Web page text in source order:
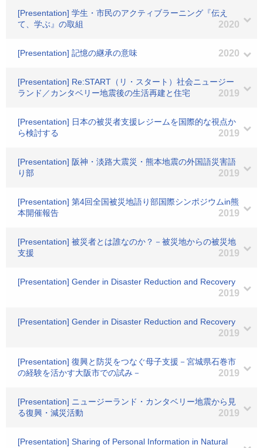
[Presentation] 学生・市民のアクティブラーニング『伝え
て、学ぶ』の取組
2020
[Presentation] 記憶の継承の意味 2020
[Presentation] Re:START（リ・スタート）社会ニュージー
ランド／カンタベリー地震後の生活再建と住宅
2019
[Presentation] 日本の被災者支援レジームを国際的な視点か
ら検討する
2019
[Presentation] 阪神・淡路大震災・熊本地震の外国語災害語
り部
2019
[Presentation] 第4回全国被災地語り部国際シンポジウムin熊
本開催報告
2019
[Presentation] 被災者とは誰なのか？－被災地からの被災地
支援
2019
[Presentation] Gender in Disaster Reduction and Recovery
2019
[Presentation] Gender in Disaster Reduction and Recovery
2019
[Presentation] 復興と防災をつなぐ母子支援－宮城県石巻市
の経験を活かす大阪市での試み－
2019
[Presentation] ニュージーランド・カンタベリー地震から見
る復興・減災活動
2019
[Presentation] Sharing of Personal Information in Natural